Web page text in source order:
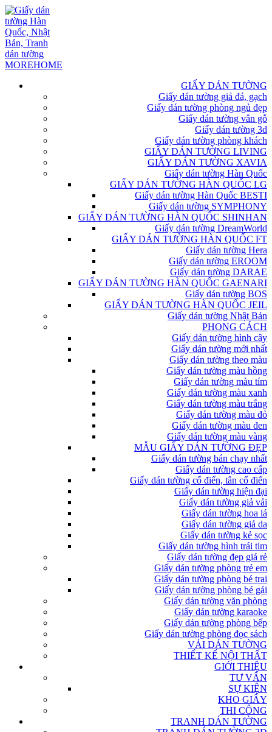
GIẤY DÁN TƯỜNG
Giấy dán tường giả đá, gạch
Giấy dán tường phòng ngủ đẹp
Giấy dán tường vân gỗ
Giấy dán tường 3d
Giấy dán tường phòng khách
GIẤY DÁN TƯỜNG LIVING
GIẤY DÁN TƯỜNG XAVIA
Giấy dán tường Hàn Quốc
GIẤY DÁN TƯỜNG HÀN QUỐC LG
Giấy dán tường Hàn Quốc BESTI
Giấy dán tường SYMPHONY
GIẤY DÁN TƯỜNG HÀN QUỐC SHINHAN
Giấy dán tường DreamWorld
GIẤY DÁN TƯỜNG HÀN QUỐC FT
Giấy dán tường Hera
Giấy dán tường EROOM
Giấy dán tường DARAE
GIẤY DÁN TƯỜNG HÀN QUỐC GAENARI
Giấy dán tường BOS
GIẤY DÁN TƯỜNG HÀN QUỐC JEIL
Giấy dán tường Nhật Bản
PHONG CÁCH
Giấy dán tường hình cây
Giấy dán tường mới nhất
Giấy dán tường theo màu
Giấy dán tường màu hồng
Giấy dán tường màu tím
Giấy dán tường màu xanh
Giấy dán tường màu trắng
Giấy dán tường màu đỏ
Giấy dán tường màu đen
Giấy dán tường màu vàng
MẪU GIẤY DÁN TƯỜNG ĐẸP
Giấy dán tường bán chạy nhất
Giấy dán tường cao cấp
Giấy dán tường cổ điển, tân cổ điển
Giấy dán tường hiện đại
Giấy dán tường giả vải
Giấy dán tường hoa lá
Giấy dán tường giả da
Giấy dán tường kẻ sọc
Giấy dán tường hình trái tim
Giấy dán tường đẹp giá rẻ
Giấy dán tường phòng trẻ em
Giấy dán tường phòng bé trai
Giấy dán tường phòng bé gái
Giấy dán tường văn phòng
Giấy dán tường karaoke
Giấy dán tường phòng bếp
Giấy dán tường phòng đọc sách
VẢI DÁN TƯỜNG
THIẾT KẾ NỘI THẤT
GIỚI THIỆU
TƯ VẤN
SỰ KIỆN
KHO GIẤY
THI CÔNG
TRANH DÁN TƯỜNG